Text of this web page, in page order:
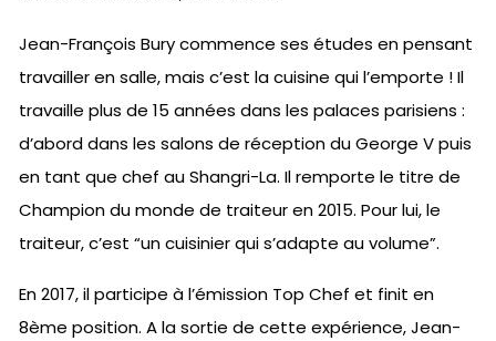
Jean-François Bury commence ses études en pensant
travailler en salle, mais c’est la cuisine qui l’emporte ! Il
travaille plus de 15 années dans les palaces parisiens :
d’abord dans les salons de réception du George V puis
en tant que chef au Shangri-La. Il remporte le titre de
Champion du monde de traiteur en 2015. Pour lui, le
traiteur, c’est “un cuisinier qui s’adapte au volume”.
En 2017, il participe à l’émission Top Chef et finit en
8ème position. A la sortie de cette expérience, Jean-